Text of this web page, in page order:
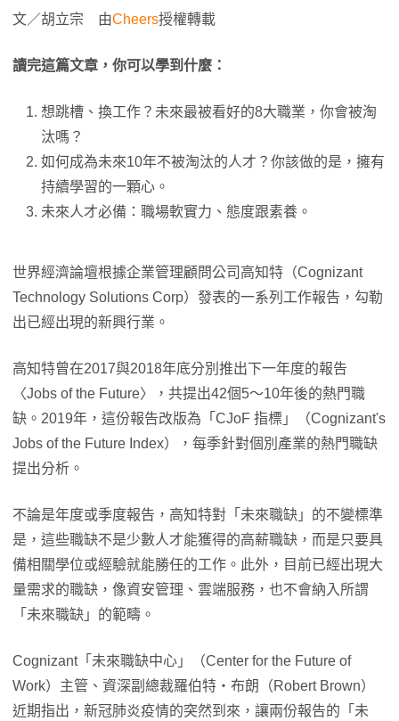
文／胡立宗 由Cheers授權轉載
讀完這篇文章，你可以學到什麼：
想跳槽、換工作？未來最被看好的8大職業，你會被淘
汰嗎？
如何成為未來10年不被淘汰的人才？你該做的是，擁有
持續學習的一顆心。
未來人才必備：職場軟實力、態度跟素養。
世界經濟論壇根據企業管理顧問公司高知特（Cognizant
Technology Solutions Corp）發表的一系列工作報告，勾勒
出已經出現的新興行業。
高知特曾在2017與2018年底分別推出下一年度的報告
〈Jobs of the Future〉，共提出42個5～10年後的熱門職
缺。2019年，這份報告改版為「CJoF 指標」（Cognizant's
Jobs of the Future Index），每季針對個別產業的熱門職缺
提出分析。
不論是年度或季度報告，高知特對「未來職缺」的不變標準
是，這些職缺不是少數人才能獲得的高薪職缺，而是只要具
備相關學位或經驗就能勝任的工作。此外，目前已經出現大
量需求的職缺，像資安管理、雲端服務，也不會納入所謂
「未來職缺」的範疇。
Cognizant「未來職缺中心」（Center for the Future of
Work）主管、資深副總裁羅伯特・布朗（Robert Brown）
近期指出，新冠肺炎疫情的突然到來，讓兩份報告的「未